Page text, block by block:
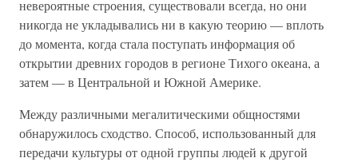
невероятные строения, существовали всегда, но они
никогда не укладывались ни в какую теорию — вплоть
до момента, когда стала поступать информация об
открытии древних городов в регионе Тихого океана, а
затем — в Центральной и Южной Америке.
Между различными мегалитическими общностями
обнаружилось сходство. Способ, использованный для
передачи культуры от одной группы людей к другой